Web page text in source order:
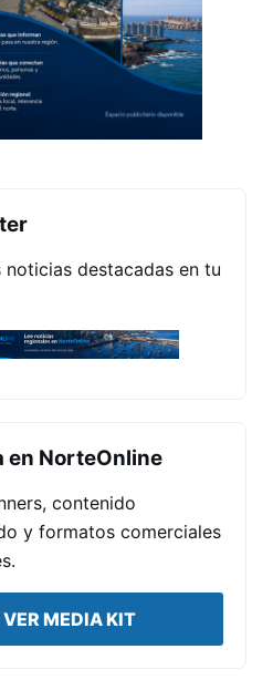
noticias destacadas en tu
en NorteOnline
contenido
y formatos comerciales
VER MEDIA KIT